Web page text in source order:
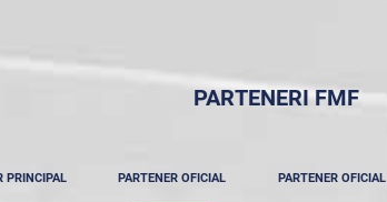
PARTENERI FMF
PRINCIPAL PARTENER OFICIAL PARTENER OFICIAL